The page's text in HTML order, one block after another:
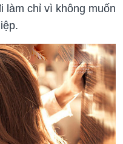
làm chỉ vì không muốn
nghiệp.